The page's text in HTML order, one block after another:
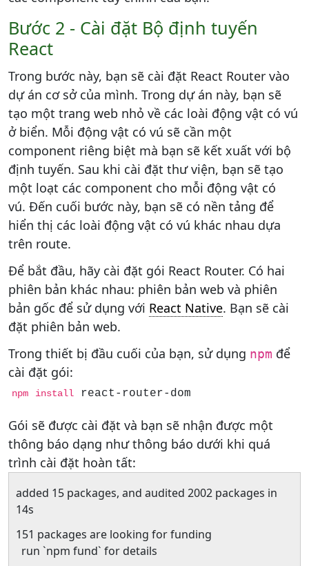
Bước 2 - Cài đặt Bộ định tuyến
React
Trong bước này, bạn sẽ cài đặt React Router vào
dự án cơ sở của mình. Trong dự án này, bạn sẽ
tạo một trang web nhỏ về các loài động vật có vú
ở biển. Mỗi động vật có vú sẽ cần một
component riêng biệt mà bạn sẽ kết xuất với bộ
định tuyến. Sau khi cài đặt thư viện, bạn sẽ tạo
một loạt các component cho mỗi động vật có
vú. Đến cuối bước này, bạn sẽ có nền tảng để
hiển thị các loài động vật có vú khác nhau dựa
trên route.
Để bắt đầu, hãy cài đặt gói React Router. Có hai
phiên bản khác nhau: phiên bản web và phiên
bản gốc để sử dụng với React Native. Bạn sẽ cài
đặt phiên bản web.
Trong thiết bị đầu cuối của bạn, sử dụng npm để
cài đặt gói:
npm install react-router-dom
Gói sẽ được cài đặt và bạn sẽ nhận được một
thông báo dạng như thông báo dưới khi quá
trình cài đặt hoàn tất:
added 15 packages, and audited 2002 packages in
14s
151 packages are looking for funding
run `npm fund` for details